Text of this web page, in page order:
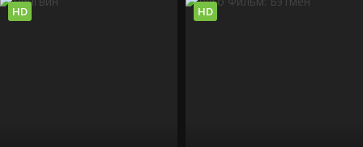
HD HD